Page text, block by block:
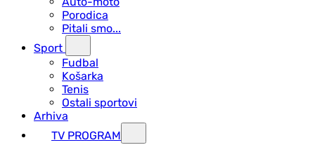
Porodica
Pitali smo...
Sport
Fudbal
Košarka
Tenis
Ostali sportovi
Arhiva
TV PROGRAM